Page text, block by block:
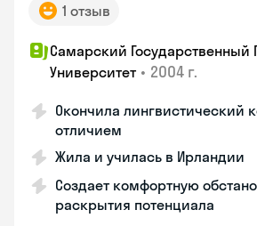
1 отзыв
Самарский Государственный
Университет • 2004 г.
Окончила лингвистический
отличием
Жила и училась в Ирландии
Создает комфортную
раскрытия потенциала